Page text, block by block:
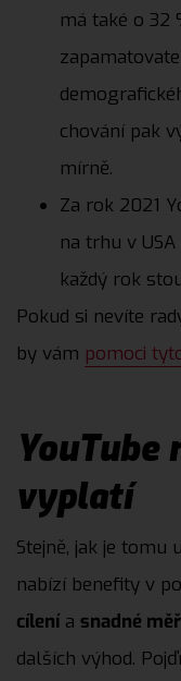
má také o 32
chování pak
mírně.
Za rok 2021
na trhu v
každý rok
Pokud si nevíte
by vám pomoci
YouTube
vyplatí
Stejně, jak je tomu u
nabízí benefity v
cílení a snadné
dalších výhod.